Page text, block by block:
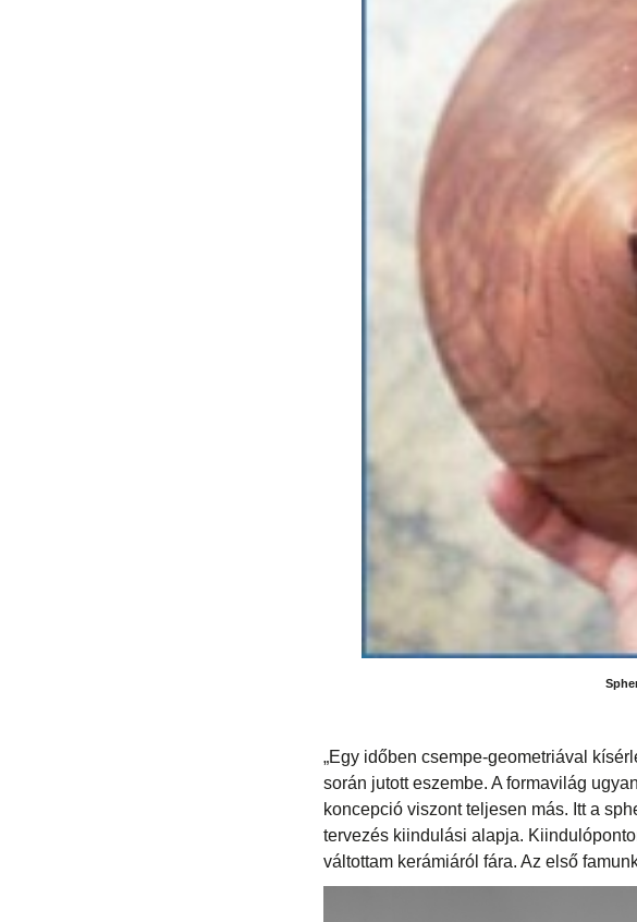
„Egy időben csempe-geometriával
során jutott eszembe. A formavilág
koncepció viszont teljesen más. Itt a
tervezés kiindulási alapja.
váltottam kerámiáról fára. Az első